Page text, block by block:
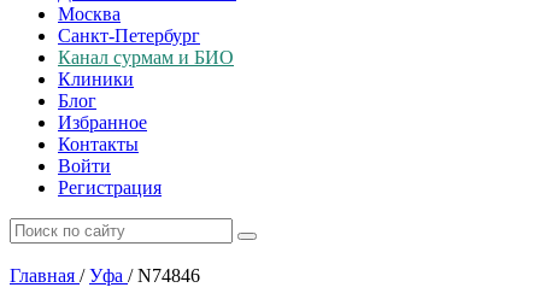
Москва
Санкт-Петербург
Канал сурмам и БИО
Клиники
Блог
Избранное
Контакты
Войти
Регистрация
Главная / Уфа /N74846